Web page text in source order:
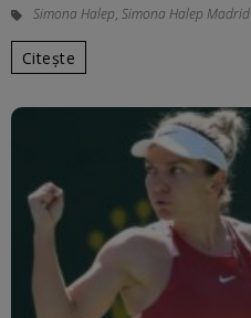
Simona Halep, Simona Halep Madrid
Citește